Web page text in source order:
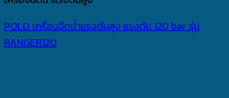
POLO เครื่องฉีดน้ำแรงดันสูง แรงดัน 120 bar รุ่น
RANGER120